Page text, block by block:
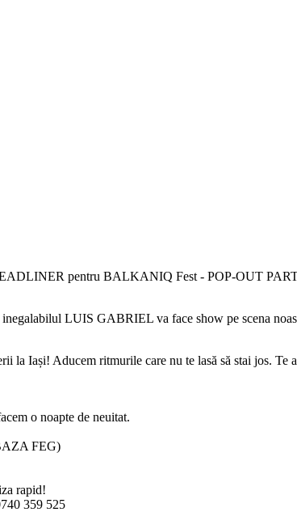
pentru BALKANIQ Fest - POP-OUT
inegalabilul LUIS GABRIEL va face show pe scena
la Iași! Aducem ritmurile care nu te lasă să stai jos.
o noapte de neuitat.
FEG)
rapid!
359 525